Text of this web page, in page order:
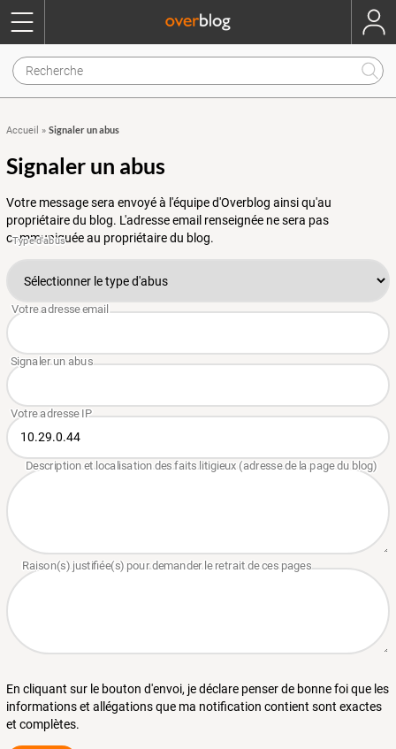
Accueil » Signaler un abus
Signaler un abus
Votre message sera envoyé à l'équipe d'Overblog ainsi qu'au
propriétaire du blog. L'adresse email renseignée ne sera pas
communiquée au propriétaire du blog.
En cliquant sur le bouton d'envoi, je déclare penser de bonne foi que les
informations et allégations que ma notification contient sont exactes
et complètes.